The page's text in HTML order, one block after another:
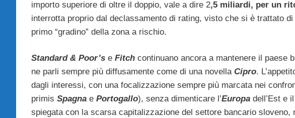
importo superiore di oltre il doppio, vale a dire 2,5 miliardi, per un
interrotta proprio dal declassamento di rating, visto che si è trattato
primo “gradino” della zona a rischio.
Standard & Poor’s e Fitch continuano ancora a mantenere il paese
ne parli sempre più diffusamente come di una novella Cipro.
dagli interessi, con una focalizzazione sempre più marcata nei
primis Spagna e Portogallo), senza dimenticare l’Europa dell’Est e
spiegata con la scarsa capitalizzazione del settore bancario sloveno,